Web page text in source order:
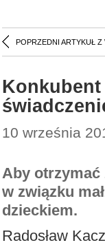
POPRZEDNI ARTYKUŁ Z
10 września
Aby otrzymać
w związku
dzieckiem.
Radosław